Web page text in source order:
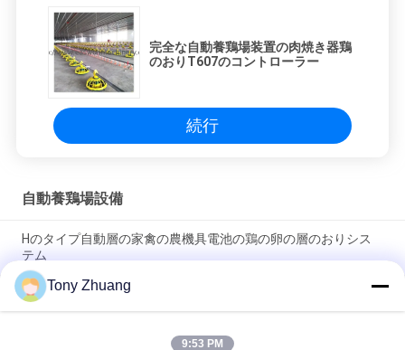
完全な自動養鶏場装置の肉焼き器鶏
のおりT607のコントローラー
続行
自動養鶏場設備
Hのタイプ自動層の家禽の農機具電池の鶏の卵の層のおりシス
テム
防水自動養鶏場装置のニワトリ小屋の送り装置の酒飲みの大ぞ
ろい
Tony Zhuang
9:53 PM